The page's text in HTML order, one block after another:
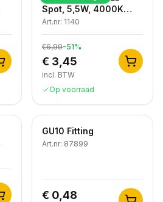
Spot, 5,5W, 4000K
Neutraal Wit, IP20
Art.nr: 1140
€6,99-51%
€ 3,45
incl. BTW
Op voorraad
GU10 Fitting
Art.nr: 87899
€ 0,48